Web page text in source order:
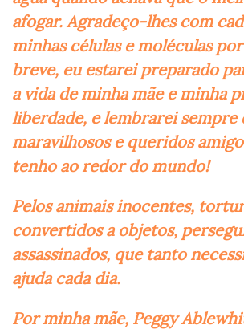
afogar. Agradeço-lhes com
minhas células e moléculas
breve, eu estarei preparado
a vida de minha mãe e minha
liberdade, e lembrarei sempre
maravilhosos e queridos
tenho ao redor do mundo!
Pelos animais inocentes,
convertidos a objetos,
assassinados, que tanto
ajuda cada dia.
Por minha mãe, Peggy